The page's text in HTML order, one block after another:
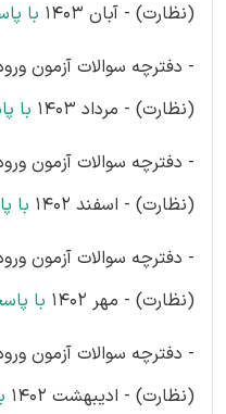
(نظارت) - آبان 1403
با
- دفترچه سوالات آزمون
(نظارت) - مرداد 1403
با
- دفترچه سوالات آزمون
(نظارت) - اسفند 1402
با
- دفترچه سوالات آزمون
(نظارت) - مهر 1402
با
- دفترچه سوالات آزمون
(نظارت) - ادیبهشت 1402